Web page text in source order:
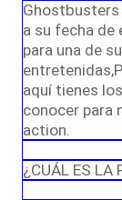
Ghostbusters
a su fecha de
para una de
aquí tienes
conocer para
action.
¿CUÁL ES